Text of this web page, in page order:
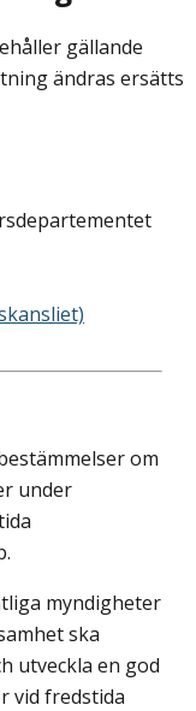
gällande
ändras ersätts
om
under
myndigheter
ska
utveckla en god
vid fredstida